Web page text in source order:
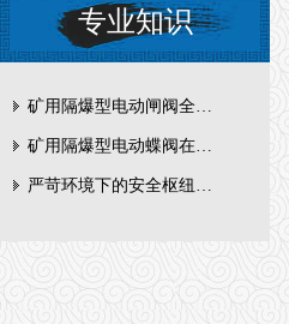
专业知识
矿用隔爆型电动闸阀全周期维护与故障排查要点
矿用隔爆型电动蝶阀在瓦斯管道控制中的防爆设计与安全标准解析
严苛环境下的安全枢纽：矿用隔爆型电动闸阀的技术剖析